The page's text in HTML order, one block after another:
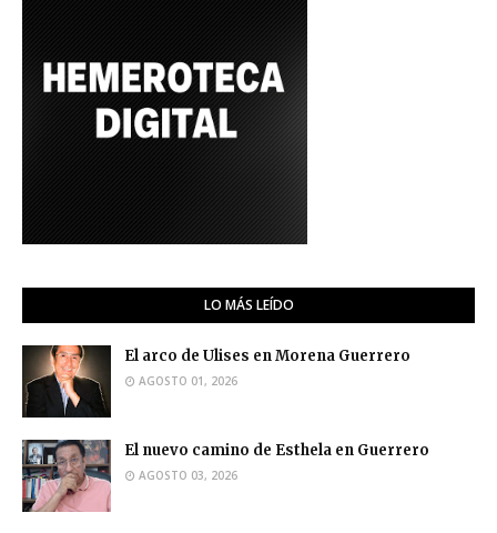
LO MÁS LEÍDO
El arco de Ulises en Morena Guerrero
AGOSTO 01, 2026
El nuevo camino de Esthela en Guerrero
AGOSTO 03, 2026